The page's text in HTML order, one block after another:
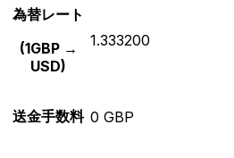
為替レート
(1GBP →
USD)
1.333200
送金手数料 0 GBP